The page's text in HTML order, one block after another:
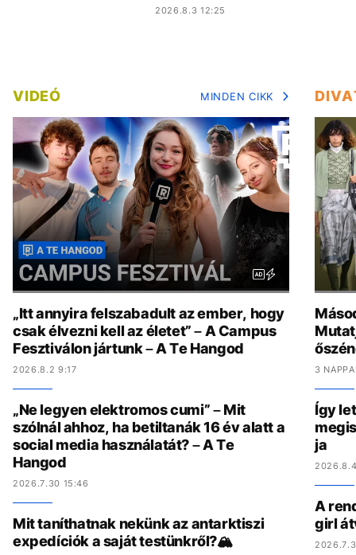
2026.8.3 12:25
VIDEÓ MINDEN CIKK
„Itt annyira felszabadult az ember, hogy
csak élvezni kell az életet” – A Campus
Fesztiválon jártunk – A Te Hangod
2026.8.2 9:17
„Ne legyen elektromos cumi” – Mit
szólnál ahhoz, ha betiltanák 16 év alatt a
social media használatát? – A Te
Hangod
2026.7.30 15:46
Mit taníthatnak nekünk az antarktiszi
expedíciók a saját testünkről?🏔️
3
Így
ja
A
girl